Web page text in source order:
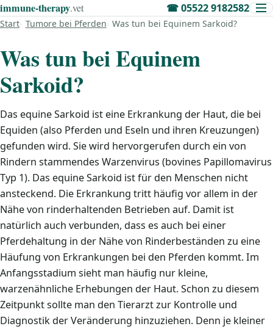
immune‑therapy.vet ☎05522 9182582
Start Tumore bei Pferden Was tun bei Equinem Sarkoid?
Was tun bei Equinem
Sarkoid?
Das equine Sarkoid ist eine Erkrankung der Haut, die bei
Equiden (also Pferden und Eseln und ihren Kreuzungen)
gefunden wird. Sie wird hervorgerufen durch ein von
Rindern stammendes Warzenvirus (bovines Papillomavirus
Typ 1). Das equine Sarkoid ist für den Menschen nicht
ansteckend. Die Erkrankung tritt häufig vor allem in der
Nähe von rinderhaltenden Betrieben auf. Damit ist
natürlich auch verbunden, dass es auch bei einer
Pferdehaltung in der Nähe von Rinderbeständen zu eine
Häufung von Erkrankungen bei den Pferden kommt. Im
Anfangsstadium sieht man häufig nur kleine,
warzenähnliche Erhebungen der Haut. Schon zu diesem
Zeitpunkt sollte man den Tierarzt zur Kontrolle und
Diagnostik der Veränderung hinzuziehen. Denn je kleiner